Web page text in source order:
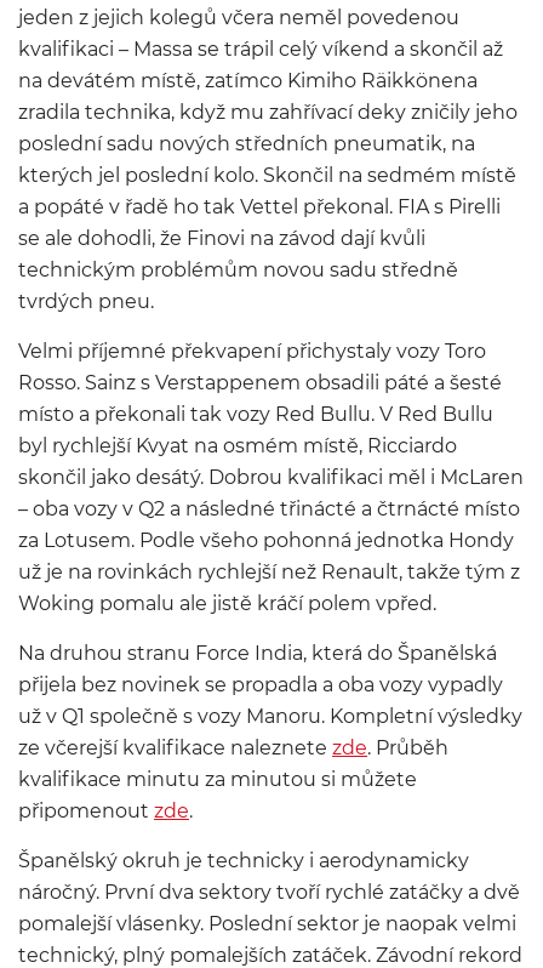
jeden z jejich kolegů včera neměl povedenou
kvalifikaci – Massa se trápil celý víkend a skončil až
na devátém místě, zatímco Kimiho Räikkönena
zradila technika, když mu zahřívací deky zničily jeho
poslední sadu nových středních pneumatik, na
kterých jel poslední kolo. Skončil na sedmém místě
a popáté v řadě ho tak Vettel překonal. FIA s Pirelli
se ale dohodli, že Finovi na závod dají kvůli
technickým problémům novou sadu středně
tvrdých pneu.
Velmi příjemné překvapení přichystaly vozy Toro
Rosso. Sainz s Verstappenem obsadili páté a šesté
místo a překonali tak vozy Red Bullu. V Red Bullu
byl rychlejší Kvyat na osmém místě, Ricciardo
skončil jako desátý. Dobrou kvalifikaci měl i McLaren
– oba vozy v Q2 a následné třinácté a čtrnácté místo
za Lotusem. Podle všeho pohonná jednotka Hondy
už je na rovinkách rychlejší než Renault, takže tým z
Woking pomalu ale jistě kráčí polem vpřed.
Na druhou stranu Force India, která do Španělská
přijela bez novinek se propadla a oba vozy vypadly
už v Q1 společně s vozy Manoru. Kompletní výsledky
ze včerejší kvalifikace naleznete zde. Průběh
kvalifikace minutu za minutou si můžete
připomenout zde.
Španělský okruh je technicky i aerodynamicky
náročný. První dva sektory tvoří rychlé zatáčky a dvě
pomalejší vlásenky. Poslední sektor je naopak velmi
technický, plný pomalejších zatáček. Závodní rekord